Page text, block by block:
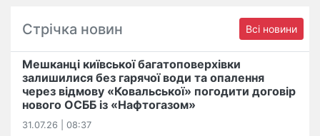
Стрічка новин Всі новини
Мешканці київської багатоповерхівки
залишилися без гарячої води та опалення
через відмову «Ковальської» погодити договір
нового ОСББ із «Нафтогазом»
31.07.26 | 08:37